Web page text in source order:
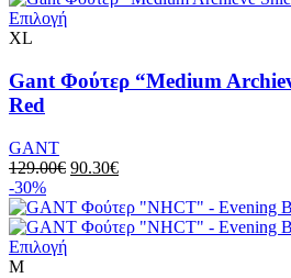
Επιλογή
XL
Gant Φούτερ “Medium
Red
GANT
129.00€ 90.30€
-30%
Επιλογή
M